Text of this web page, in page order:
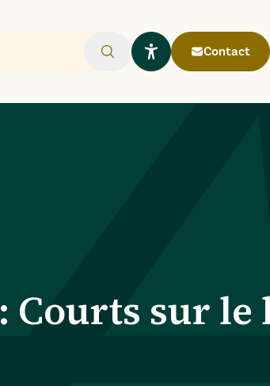
Rechercher
Ouvrir le widget Lisio
Contact
sur le